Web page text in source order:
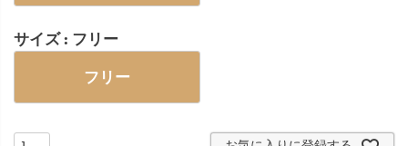
サイズ フリー
フリー